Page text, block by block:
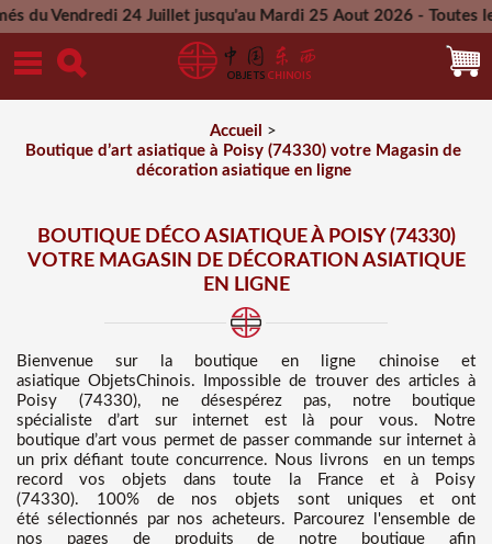
24 Juillet jusqu'au Mardi 25 Aout 2026 - Toutes les
Mercredi 26 Aout 2026
Accueil
>
Boutique d’art asiatique à Poisy (74330) votre Magasin de
décoration asiatique en ligne
BOUTIQUE DÉCO ASIATIQUE À POISY (74330)
VOTRE MAGASIN DE DÉCORATION ASIATIQUE
EN LIGNE
Bienvenue sur
la boutique en ligne chinoise et
asiatiqueObjetsChinois. Impossible de trouver des articles à
Poisy (74330), ne désespérez pas, notre boutique
spécialiste d’art sur internet est là pour vous. Notre
boutique d’art vous permet de passer commande sur internet à
un prix défiant toute concurrence. Nous
livrons en un temps
record vos objets dans toute la France et à Poisy
(74330). 100% de nos objets sont uniques et ont
été sélectionnés par nos acheteurs. Parcourez l'ensemble de
nos pages de produits de notre boutique afin